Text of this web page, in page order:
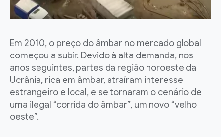
Em 2010, o preço do âmbar no mercado global
começou a subir. Devido à alta demanda, nos
anos seguintes, partes da região noroeste da
Ucrânia, rica em âmbar, atraíram interesse
estrangeiro e local, e se tornaram o cenário de
uma ilegal “corrida do âmbar”, um novo “velho
oeste”.